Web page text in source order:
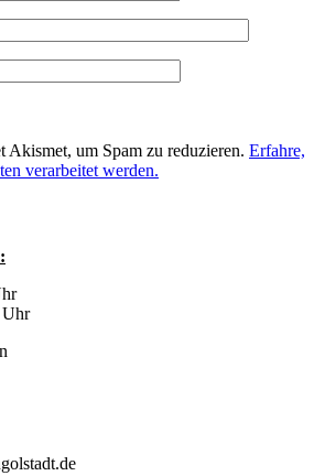
Akismet, um Spam zu reduzieren. Erfahre,
verarbeitet werden.
Uhr